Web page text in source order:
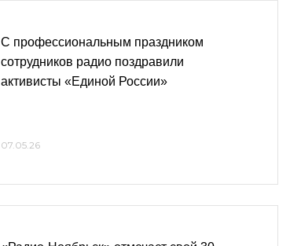
С профессиональным праздником
сотрудников радио поздравили
активисты «Единой России»
07.05.26